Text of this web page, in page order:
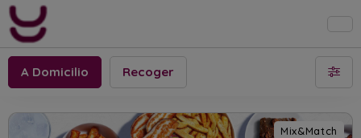
A Domicilio Recoger
Mix&Match